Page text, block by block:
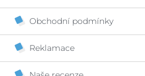
Obchodní podmínky
Reklamace